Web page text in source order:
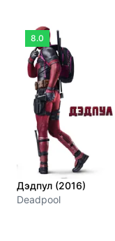
8.0
Дэдпул (2016)
Deadpool